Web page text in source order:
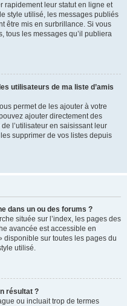
rapidement leur statut en ligne et
style utilisé, les messages publiés
être mis en surbrillance. Si vous
tous les messages qu’il publiera
utilisateurs de ma liste d’amis
permet de les ajouter à votre
ajouter directement des
l’utilisateur en saisissant leur
supprimer de vos listes depuis
dans un ou des forums ?
située sur l’index, les pages des
avancée est accessible en
disponible sur toutes les pages du
utilisé.
résultat ?
ou incluait trop de termes